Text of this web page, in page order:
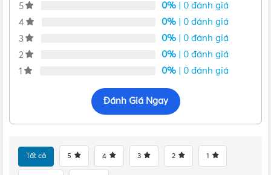
Ngoại hình của Kẹp đỡ ống D20 Nanoco NPA1620
Kẹp đỡ ống D20 Nanoco NPA1620có vai trò giữ các ống
tròn luồn dây điện được cố định và chắc chắn hơn khi đi
dây điện nổi trên tường hoặc trên trần nhà. Sản phẩm có
tròn có đường kính tương đương.
5 0% | 0 đánh giá
4
0% | 0 đánh giá
3
0% | 0 đánh giá
2
0% | 0 đánh giá
1
0% | 0 đánh giá
Đánh Giá Ngay
Tất cả 5 4 3 2 1